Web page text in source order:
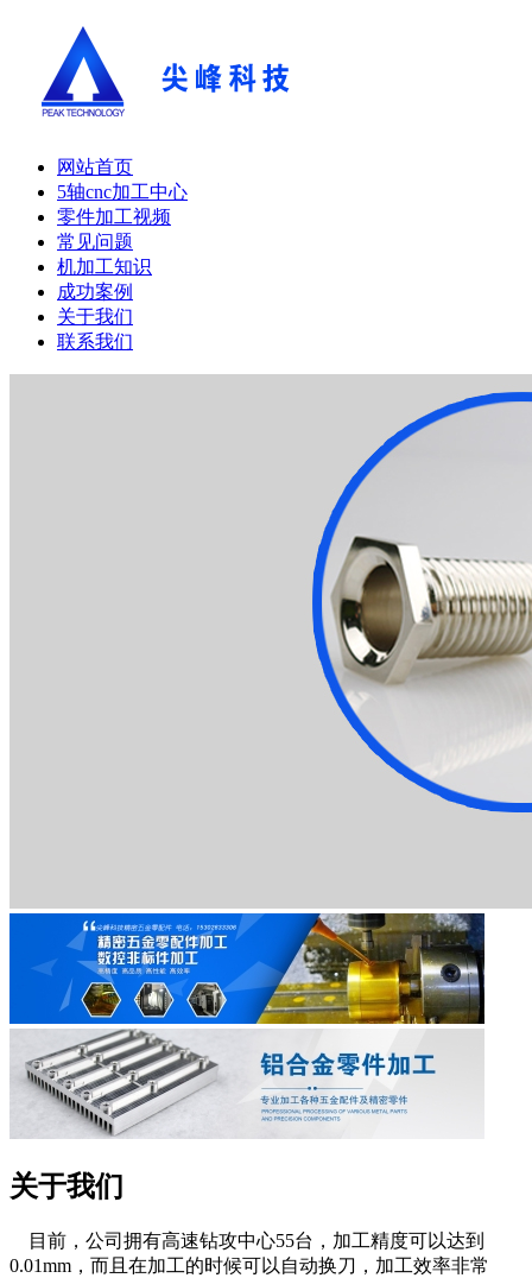
网站首页
5轴cnc加工中心
零件加工视频
常见问题
机加工知识
成功案例
关于我们
联系我们
关于我们
目前，公司拥有高速钻攻中心55台，加工精度可以达到
0.01mm，而且在加工的时候可以自动换刀，加工效率非常